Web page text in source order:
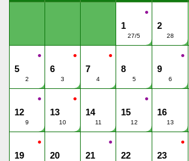
●
1
27/5
2
28
●
5
2
●
6
3
●
7
4
8
5
●
9
6
●
12
9
●
13
10
14
11
●
15
12
16
13
●
19 20
●
21 22
●
23